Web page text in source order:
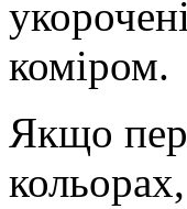
коміром.
Якщо